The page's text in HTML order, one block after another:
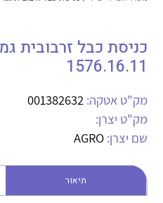
איכות |
אטקה בע”מ היא החברה
מיתוג, בקרה , ואינסטלציה חשמלית
חשמל
קופסאות וארונות
לכל מוצרי היצרן
לכל מוצרי היצרן
1576.16.11
מק"ט אטקה: 001382632
מק"ט יצרן:
שם יצרן: AGRO
תיאור